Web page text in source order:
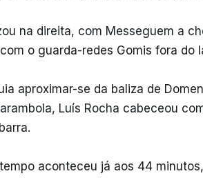
na direita, com Messeguem a
o guarda-redes Gomis fora do
aproximar-se da baliza de
Luís Rocha cabeceou
aconteceu já aos 44